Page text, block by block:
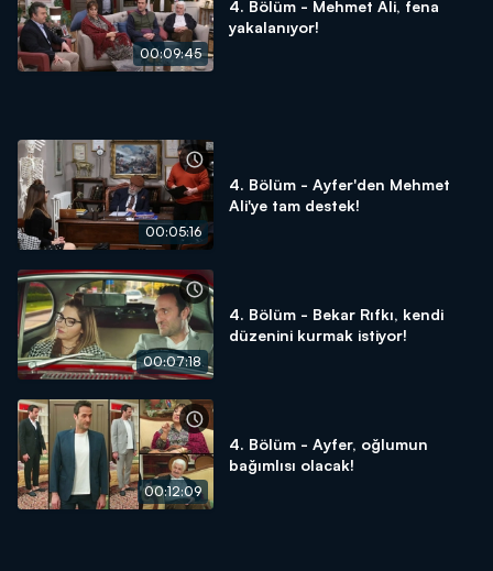
00:09:45
4. Bölüm - Mehmet Ali, fena
yakalanıyor!
00:05:16
4. Bölüm - Ayfer'den Mehmet
Ali'ye tam destek!
00:07:18
4. Bölüm - Bekar Rıfkı, kendi
düzenini kurmak istiyor!
00:12:09
4. Bölüm - Ayfer, oğlumun
bağımlısı olacak!